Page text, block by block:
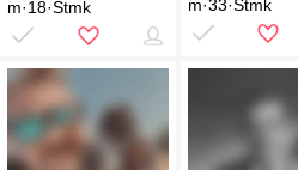
m·18·Stmk
m·33·Stmk